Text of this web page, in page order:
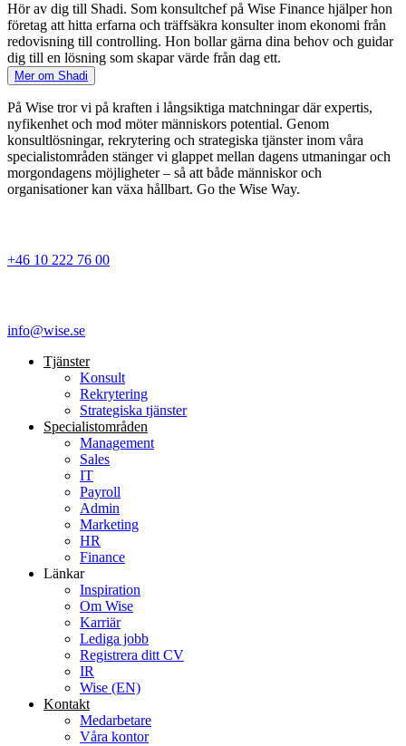
Hör av dig till Shadi. Som konsultchef på Wise Finance hjälper hon
företag att hitta erfarna och träffsäkra konsulter inom ekonomi från
redovisning till controlling. Hon bollar gärna dina behov och guidar
dig till en lösning som skapar värde från dag ett.
Mer om Shadi
På Wise tror vi på kraften i långsiktiga matchningar där expertis,
nyfikenhet och mod möter människors potential. Genom
konsultlösningar, rekrytering och strategiska tjänster inom våra
specialistområden stänger vi glappet mellan dagens utmaningar och
morgondagens möjligheter – så att både människor och
organisationer kan växa hållbart. Go the Wise Way.
+46 10 222 76 00
info@wise.se
Tjänster
Konsult
Rekrytering
Strategiska tjänster
Specialist­områden
Management
Sales
IT
Payroll
Admin
Marketing
HR
Finance
Länkar
Inspiration
Om Wise
Karriär
Lediga jobb
Registrera ditt CV
IR
Wise (EN)
Kontakt
Medarbetare
Våra kontor